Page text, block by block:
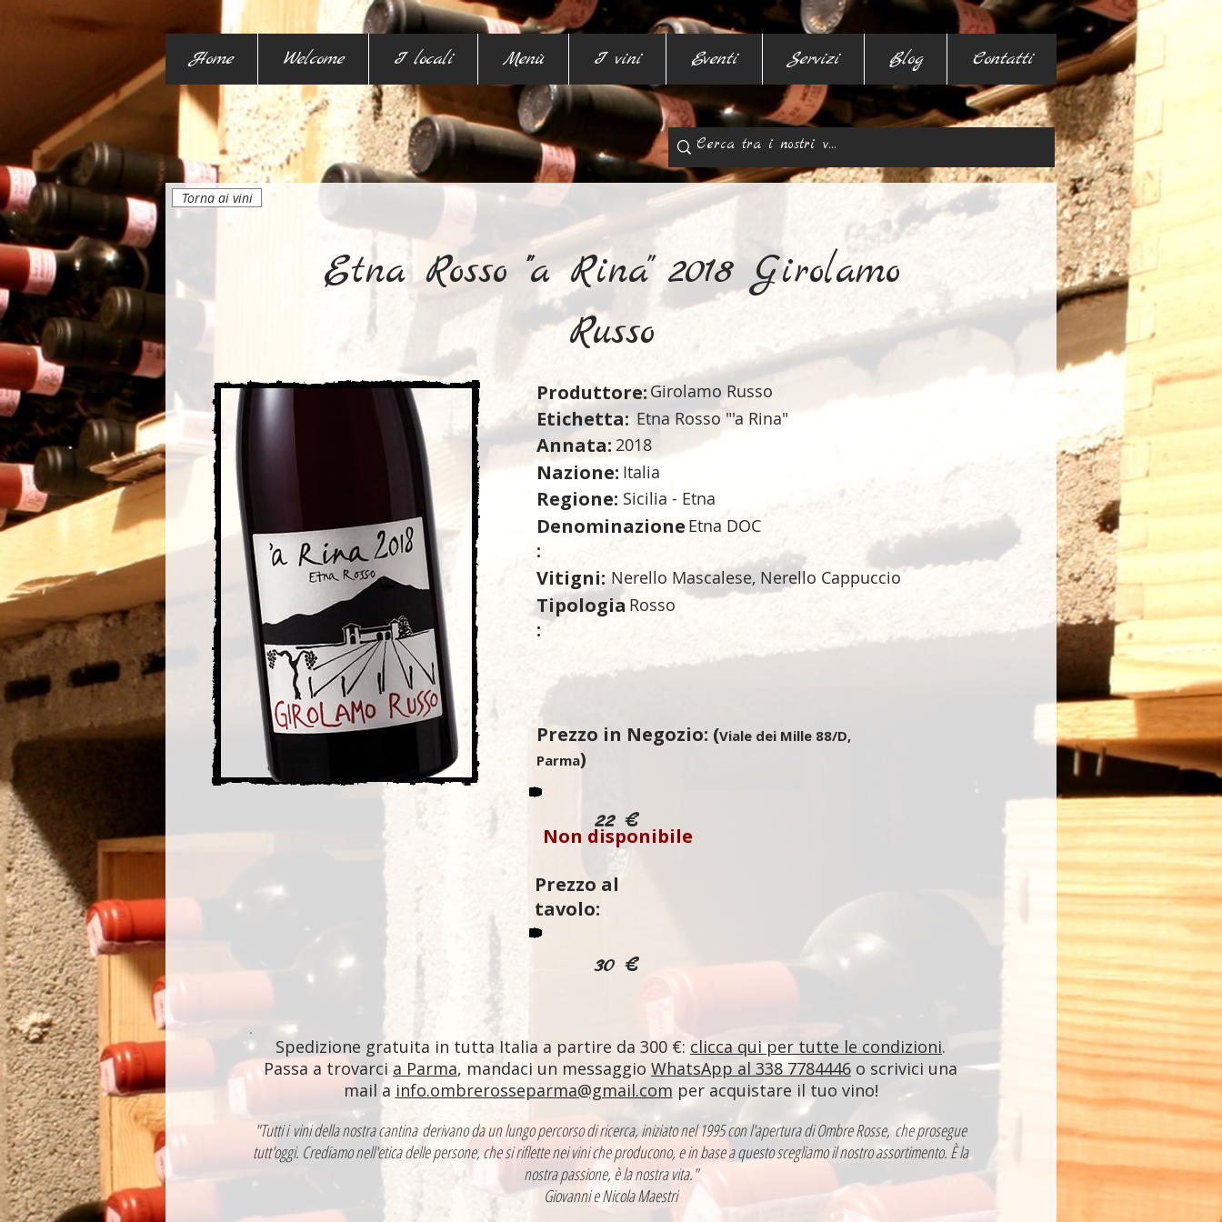
Home Welcome I locali Menù I vini Eventi Servizi Blog Contatti
Torna ai vini
Etna Rosso "'a Rina" 2018 Girolamo
Russo
Produttore:Girolamo Russo
Etichetta: Etna Rosso "'a Rina"
Annata: 2018
Nazione: Italia
Regione: Sicilia - Etna
Denominazione
:
Etna DOC
Vitigni: Nerello Mascalese, Nerello Cappuccio
Tipologia
:
Rosso
Prezzo in Negozio: (Viale dei Mille 88/D,
Parma)
22 €
Non disponibile
Prezzo al
tavolo:
30 €
Spedizione gratuita in tutta Italia a partire da 300 €: clicca qui per tutte le condizioni.
Passa a trovarci a Parma, mandaci un messaggio WhatsApp al 338 7784446 o scrivici una
mail a info.ombrerosseparma@gmail.com per acquistare il tuo vino!
"Tutti i vini della nostra cantina derivano da un lungo percorso di ricerca, iniziato nel 1995 con l'apertura di Ombre Rosse, che prosegue
tutt'oggi. Crediamo nell'etica delle persone, che si riflette nei vini che producono, e in base a questo scegliamo il nostro assortimento. È la
nostra passione, è la nostra vita."
Giovanni e Nicola Maestri